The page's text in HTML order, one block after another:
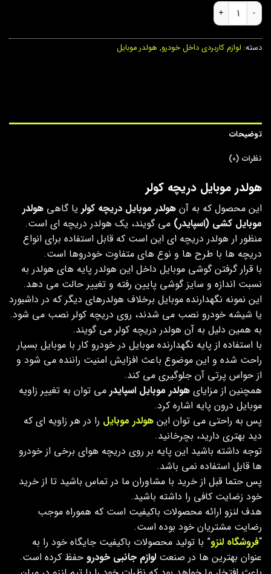
هولدر موبایل دریچه کولر عدد
دسته: لوازم کاربردی داخل خودرو, هولدر موبایل
توضیحات
نظرات (0)
هولدر موبایل دریچه کولر
این محصول که به آن هولدر موبایل دریچه کولر یا گاهی هولدر
موبایل کشی (اسپایدر) می گویند، یک هولدر دریچه ای است.
منظور ار هولدر دریچه ای این است که قابل استفاده برای انواع
دریچه ها با طرح ها و نوع های متفاوت خودروها است.
با قرار گرفتن گوشی موبایل داخل این هولدر پایه های هولدر به
نسبت اندازه و سایز گوشی پایین رفته و تغییر حالت می دهد.
این نمونه نگهدارنده موبایل برخلاف هولدرهای دیگر که در داشبورد
یا شیشه خودرو نصب می شدند، روی دریچه کولر نصب می شود.
به همین دلیل به آن هولدر دریچه کولر می گویند.
با استفاده از پایه نگهدارنده موبایل در خودرو کار با موبایل بسیار
راحت شده و این موضوع باعث افزایش امنیت راننده می شود و
از حواس پرتی آن جلوگیری می کند.
همچنین از مزایای هولدر موبایل اسپایدر می توان به تغییر زاویه
موبایل درون پایه اشاره کرد.
پس به راحتی می توان این هولدر موبایل را در هر زاویه ای که
دید بهتری دارید، بچرخانید.
توجه داشته باشید این پایه بر روی دریچه هوای برخی از خودرو
ها قابل استفاده نمی باشد.
پس حتما قبل از خرید با مشاوران ما در تماس باشید تا از خرید
خود زضایت کافی را داشته باشید.
هدف لنزو ارائه محصولات باکیفیت است که هموراه موجب
رضایت مشتریان خود بوده است.
“فروشگاه لنزو” با تولید محصولات باکیفیت جایگاه خود را به
عنوان بهترین ها در صنعت لوازم جانبی خودرو حفظ کرده است.